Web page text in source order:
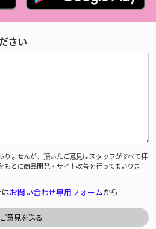
さい
りませんが、頂いたご意見はスタッフがすべて拝
もとに商品開発・サイト改善を行ってまいりま
お問い合わせ専用フォームから